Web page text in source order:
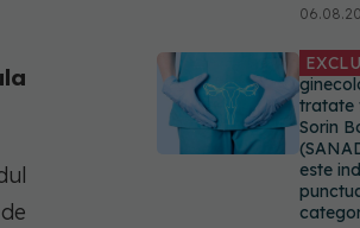
tratate
Sorin
este